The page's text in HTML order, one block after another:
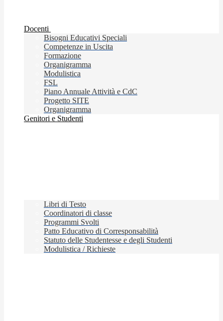
Docenti
Bisogni Educativi Speciali
Competenze in Uscita
Formazione
Organigramma
Modulistica
FSL
Piano Annuale Attività e CdC
Progetto SITE
Organigramma
Genitori e Studenti
Libri di Testo
Coordinatori di classe
Programmi Svolti
Patto Educativo di Corresponsabilità
Statuto delle Studentesse e degli Studenti
Modulistica / Richieste